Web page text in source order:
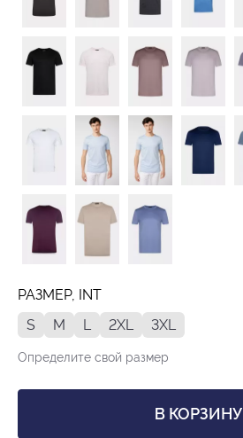
РАЗМЕР, INT
S
M L 2XL 3XL
Определите свой размер
В КОРЗИНУ